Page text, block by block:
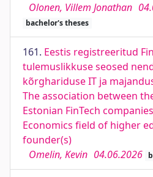
Olonen, Villem Jonathan
bachelor's theses
161. Eestis registreeritud
tulemuslikkuse seosed
kõrghariduse IT ja
The association between
Estonian FinTech
Economics field of higher
founder(s)
Omelin, Kevin 04.06.2026